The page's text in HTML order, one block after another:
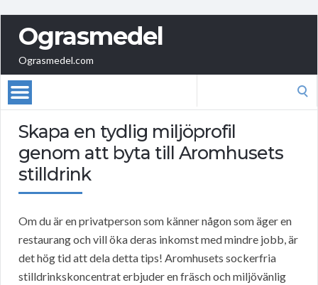
Ograsmedel
Ograsmedel.com
Skapa en tydlig miljöprofil
genom att byta till Aromhusets
stilldrink
Om du är en privatperson som känner någon som äger en
restaurang och vill öka deras inkomst med mindre jobb, är
det hög tid att dela detta tips! Aromhusets sockerfria
stilldrinkskoncentrat erbjuder en fräsch och miljövänlig